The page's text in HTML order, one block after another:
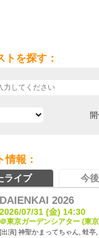
トを探す：
情報：
ライブ 今
DAIENKAI 2026
2026/07/31 (金) 14:30
＠東京ガーデンシアター (東
[出演] 神聖かまってちゃん, 蛙亭